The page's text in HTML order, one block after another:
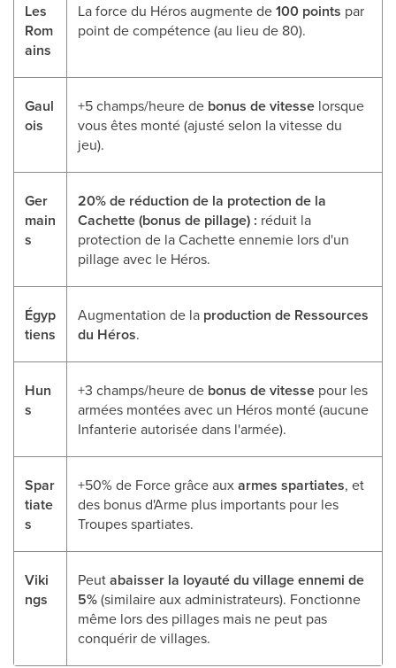
Les
Rom
ains
La force du Héros augmente de100 points par
point de compétence (au lieu de 80).
Gaul
ois
+5 champs/heure de bonus de vitesse lorsque
vous êtes monté (ajusté selon la vitesse du
jeu).
Ger
main
s
20% de réduction de la protection de la
Cachette (bonus de pillage) : réduit la
protection de la Cachette ennemie lors d'un
pillage avec le Héros.
Égyp
tiens
Augmentation de la production de Ressources
du Héros.
Hun
s
+3 champs/heure de bonus de vitesse pour les
armées montées avec un Héros monté (aucune
Infanterie autorisée dans l'armée).
Spar
tiate
s
+50% de Force grâce auxarmes spartiates, et
des bonus d'Arme plus importants pour les
Troupes spartiates.
Viki
ngs
Peutabaisser la loyauté du village ennemi de
5%(similaire aux administrateurs). Fonctionne
même lors des pillages mais ne peut pas
conquérir de villages.